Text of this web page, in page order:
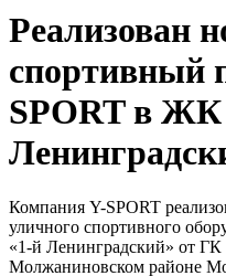
Реализован
спортивный
SPORT в ЖК
Компания Y-SPORT
уличного спортивного
«1-й Ленинградский» от
Молжаниновском районе